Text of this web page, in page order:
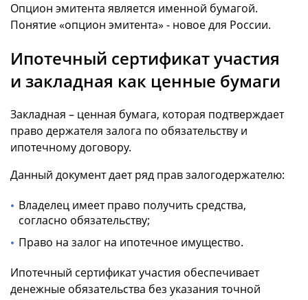
Опцион эмитента является именной бумагой.
Понятие «опцион эмитента» - новое для России.
Ипотечный сертификат участия
и закладная как ценные бумаги
Закладная – ценная бумага, которая подтверждает
право держателя залога по обязательству и
ипотечному договору.
Данный документ дает ряд прав залогодержателю:
Владелец имеет право получить средства,
согласно обязательству;
Право на залог на ипотечное имущество.
Ипотечный сертификат участия обеспечивает
денежные обязательства без указания точной